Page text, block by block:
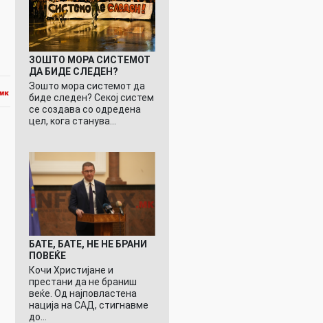
ЗОШТО МОРА СИСТЕМОТ
ДА БИДЕ СЛЕДЕН?
Зошто мора системот да
биде следен? Секој систем
се создава со одредена
цел, кога станува…
БАТЕ, БАТЕ, НЕ НЕ БРАНИ
ПОВЕЌЕ
Кочи Христијане и
престани да не браниш
веќе. Од најповластена
нација на САД, стигнавме
до…